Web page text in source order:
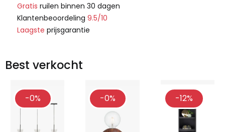
Gratis ruilen binnen 30 dagen
Klantenbeoordeling 9.5/10
Laagste prijsgarantie
Best verkocht
-0% -0% -12%